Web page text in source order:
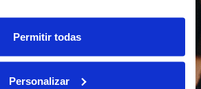
Permitir todas
Personalizar